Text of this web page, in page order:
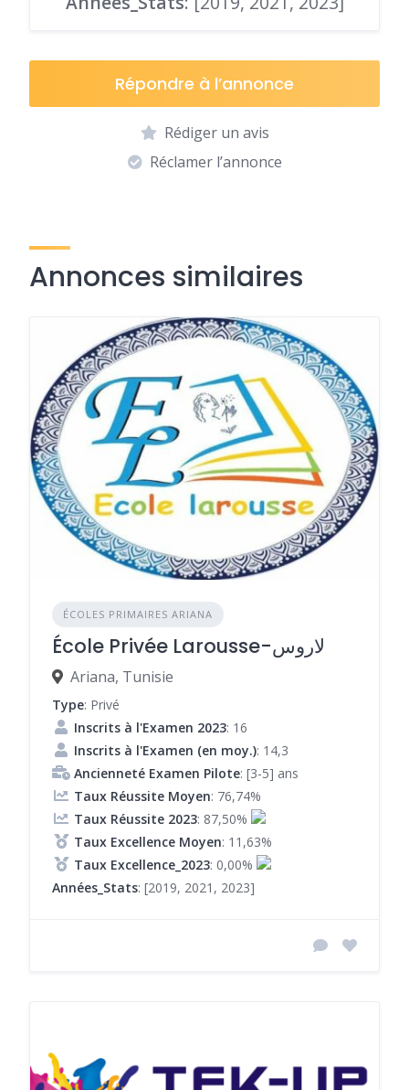
Répondre à l’annonce
Rédiger un avis
Réclamer l’annonce
Annonces similaires
ÉCOLES PRIMAIRES ARIANA
École Privée Larousse-لاروس
Ariana, Tunisie
Type: Privé
Inscrits à l'Examen 2023: 16
Inscrits à l'Examen (en moy.): 14,3
Ancienneté Examen Pilote: [3-5] ans
Taux Réussite Moyen: 76,74%
Taux Réussite 2023: 87,50%
Taux Excellence Moyen: 11,63%
Taux Excellence_2023: 0,00%
Années_Stats: [2019, 2021, 2023]